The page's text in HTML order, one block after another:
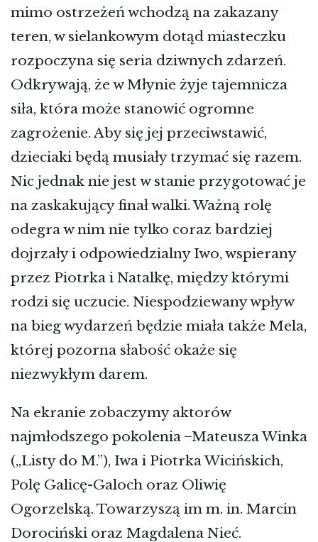
mimo ostrzeżeń wchodzą na zakazany
teren, w sielankowym dotąd miasteczku
rozpoczyna się seria dziwnych zdarzeń.
Odkrywają, że w Młynie żyje tajemnicza
siła, która może stanowić ogromne
zagrożenie. Aby się jej przeciwstawić,
dzieciaki będą musiały trzymać się razem.
Nic jednak nie jest w stanie przygotować je
na zaskakujący finał walki. Ważną rolę
odegra w nim nie tylko coraz bardziej
dojrzały i odpowiedzialny Iwo, wspierany
przez Piotrka i Natalkę, między którymi
rodzi się uczucie. Niespodziewany wpływ
na bieg wydarzeń będzie miała także Mela,
której pozorna słabość okaże się
niezwykłym darem.
Na ekranie zobaczymy aktorów
najmłodszego pokolenia ̶ Mateusza Winka
(„Listy do M.”), Iwa i Piotrka Wicińskich,
Polę Galicę-Galoch oraz Oliwię
Ogorzelską. Towarzyszą im m. in. Marcin
Dorociński oraz Magdalena Nieć.